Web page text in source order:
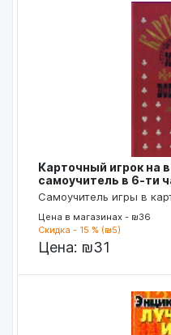
Карточный игрок на
самоучитель в 6-ти
Самоучитель игры в
Цена в магазинах - ₪36
Скидка - 15 % (₪5)
Цена: ₪31